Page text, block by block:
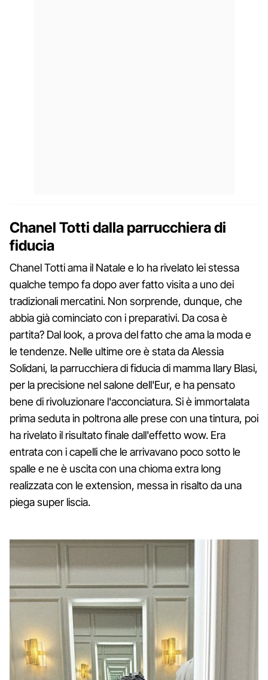
Chanel Totti dalla parrucchiera di
fiducia
Chanel Totti ama il Natale e lo ha rivelato lei stessa
qualche tempo fa dopo aver fatto visita a uno dei
tradizionali mercatini. Non sorprende, dunque, che
abbia già cominciato con i preparativi. Da cosa è
partita? Dal look, a prova del fatto che ama la moda e
le tendenze. Nelle ultime ore è stata da Alessia
Solidani, la parrucchiera di fiducia di mamma Ilary Blasi,
per la precisione nel salone dell'Eur, e ha pensato
bene di rivoluzionare l'acconciatura. Si è immortalata
prima seduta in poltrona alle prese con una tintura, poi
ha rivelato il risultato finale dall'effetto wow. Era
entrata con i capelli che le arrivavano poco sotto le
spalle e ne è uscita con una chioma extra long
realizzata con le extension, messa in risalto da una
piega super liscia.